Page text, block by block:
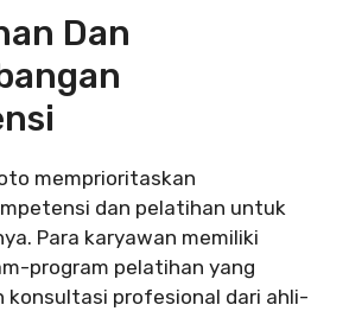
Dan
memprioritaskan
dan pelatihan untuk
Para karyawan memiliki
program pelatihan yang
konsultasi profesional dari ahli-